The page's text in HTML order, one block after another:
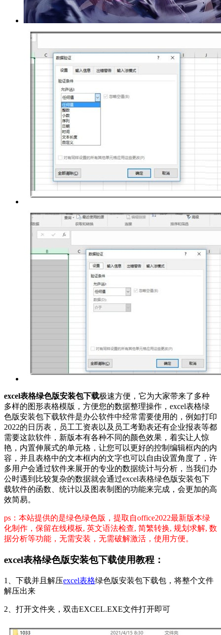
excel表格绿色版安装包下载极速方便，它为大家带来了多种
多样的图形表格模版，方便您的数据整理操作，excel表格绿
色版安装包下载软件是办公软件中经常需要使用的，例如打印
2022的日历表，员工工资表以及员工考勤表还有企业报表等都
需要这款软件，新版本有各种不同的颜色效果，着实让人惊
艳，内置伸展式的单元格，让您可以更好的控制编辑框内的内
容，并且表格中的文本框内的文字也可以自由设置角度了，许
多用户会通过软件来展开的专业的数据统计与分析，当我们办
公时遇到比较复杂的数据就会通过excel表格绿色版安装包下
载软件的函数、统计以及图表制图的功能来完成，会更加的高
效简易。
ps：本站提供的是绿色绿色版，提取自office2022最新版本绿
化制作，保留在线模板, 英文语法检查, 简繁转换, 规划求解, 数
据分析等功能，无需安装，无需破解激活，使用方便。
excel表格绿色版安装包下载使用教程：
1、下载并且解压excel表格绿色版安装包下载包，将整个文件
解压出来
2、打开文件夹，双击EXCEL.EXE文件打开即可